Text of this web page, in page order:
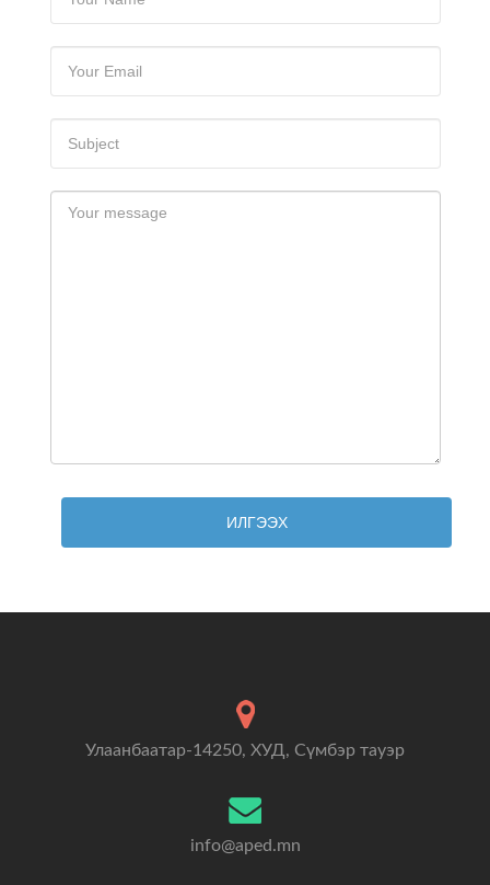
ИЛГЭЭХ
Улаанбаатар-14250, ХУД, Сүмбэр тауэр
info@aped.mn